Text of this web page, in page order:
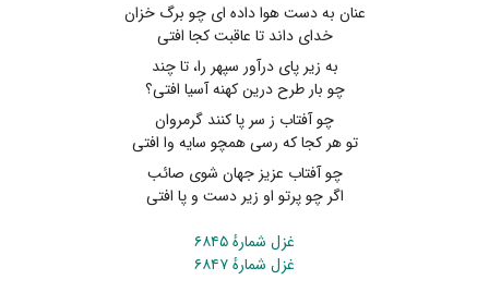
عنان به دست هوا داده ای چو برگ خزان
خدای داند تا عاقبت کجا افتی
به زیر پای درآور سپهر را، تا چند
چو بار طرح درین کهنه آسیا افتی؟
چو آفتاب ز سر پا کنند گرمروان
تو هر کجا که رسی همچو سایه وا افتی
چو آفتاب عزیز جهان شوی صائب
اگر چو پرتو او زیر دست و پا افتی
غزل شمارهٔ ۶۸۴۵
غزل شمارهٔ ۶۸۴۷